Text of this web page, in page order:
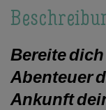
Bereite
Abenteuer
Ankunft